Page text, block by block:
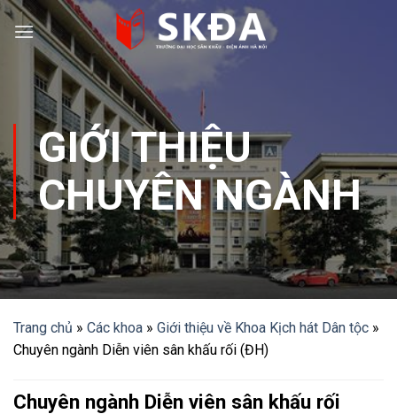
Skip
content
GIỚI THIỆU
CHUYÊN NGÀNH
Trang chủ » Các khoa » Giới thiệu về Khoa Kịch hát Dân tộc »
Chuyên ngành Diễn viên sân khấu rối (ĐH)
Chuyên ngành Diễn viên sân khấu rối